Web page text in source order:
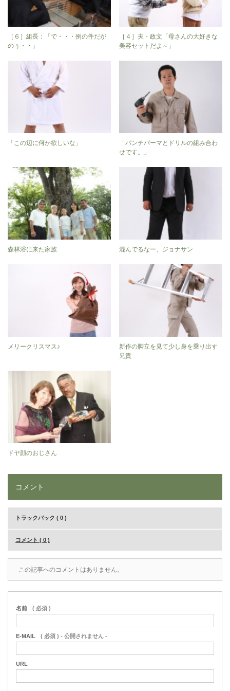
［６］組長：「で・・・例の件だが
のぅ・・」
［４］夫・政文「母さんの大好きな
美容セットだよ～」
「この辺に何か欲しいな」
「パンチパーマとドリルの組み合わ
せです。」
森林浴に来た家族 混んでるなー、ジョナサン
メリークリスマス♪
新作の脚立を見て少し身を乗り出す
兄貴
ドヤ顔のおじさん
コメント
トラックバック ( 0 )
コメント ( 0 )
この記事へのコメントはありません。
名前 ( 必須 )
E-MAIL ( 必須 ) - 公開されません -
URL